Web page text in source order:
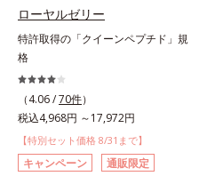
ローヤルゼリー
特許取得の「クイーンペプチド」規
格
（4.06 /70件）
税込4,968円 ～17,972円
【特別セット価格 8/31まで】
キャンペーン 通販限定